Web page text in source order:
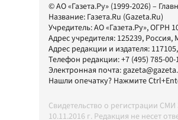
© АО «Газета.Ру» (1999-2026) –
Название: Газета.Ru (Gazeta.Ru)
Учредитель:АО «Газета.Ру», ОГРН
Адрес учредителя: 125239,
Адрес редакции и издателя: 117105
Телефон редакции:+7 (495) 785-00-
Электронная почта:
Нашли опечатку? Нажмите
Свидетельство о регистрации
10.11.2016 г. Редакция не несет